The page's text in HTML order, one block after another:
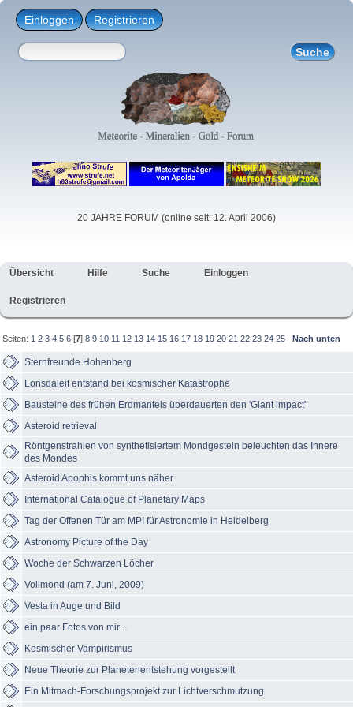
Einloggen Registrieren
20 JAHRE FORUM (online seit: 12. April 2006)
Übersicht Hilfe Suche Einloggen
Registrieren
Seiten: 1 2 3 4 5 6 [7]8 9 10 11 12 13 14 15 16 17 18 19 20 21 22 23 24 25 Nach unten
Sternfreunde Hohenberg
Lonsdaleit entstand bei kosmischer Katastrophe
Bausteine ​​des frühen Erdmantels überdauerten den 'Giant impact'
Asteroid retrieval
Röntgenstrahlen von synthetisiertem Mondgestein beleuchten das Innere
des Mondes
Asteroid Apophis kommt uns näher
International Catalogue of Planetary Maps
Tag der Offenen Tür am MPI für Astronomie in Heidelberg
Astronomy Picture of the Day
Woche der Schwarzen Löcher
Vollmond (am 7. Juni, 2009)
Vesta in Auge und Bild
ein paar Fotos von mir ..
Kosmischer Vampirismus
Neue Theorie zur Planetenentstehung vorgestellt
Ein Mitmach-Forschungsprojekt zur Lichtverschmutzung